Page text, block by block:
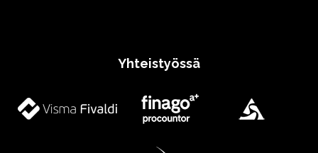
Yhteistyössä